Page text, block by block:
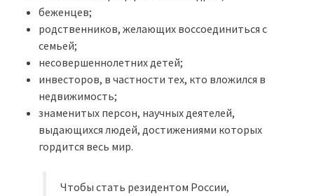
беженцев;
родственников, желающих воссоединиться с
семьей;
несовершеннолетних детей;
инвесторов, в частности тех, кто вложился в
недвижимость;
знаменитых персон, научных деятелей,
выдающихся людей, достижениями которых
гордится весь мир.
Чтобы стать резидентом России,